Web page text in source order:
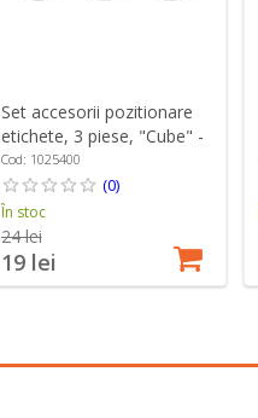
Set accesorii pozitionare
etichete, 3 piese, "Cube" -
Zwilling
Cod: 1025400
(0)
În stoc
24 lei
19 lei